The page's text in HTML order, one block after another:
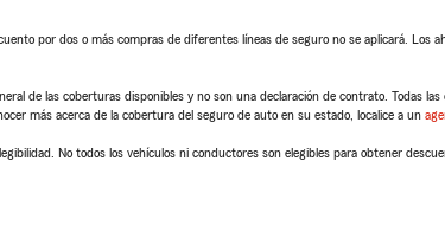
por dos o más compras de diferentes líneas de seguro no se aplicará. Los
de las coberturas disponibles y no son una declaración de contrato. Todas
más acerca de la cobertura del seguro de auto en su estado, localice a un
No todos los vehículos ni conductores son elegibles para obtener